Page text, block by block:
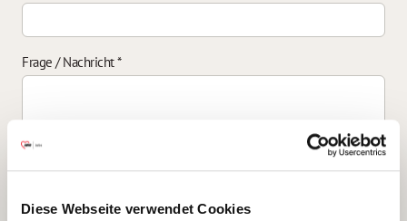
Diese Webseite verwendet Cookies
Frage / Nachricht*